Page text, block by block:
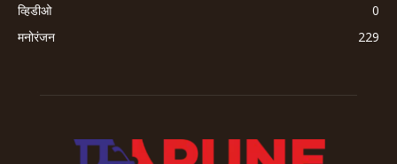
व्हिडीओ
0
मनोरंजन
229